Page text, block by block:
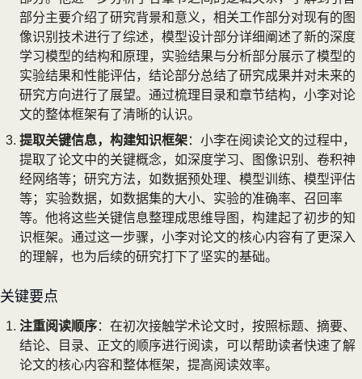
部分主要介绍了研究背景和意义，相关工作部分对现有的图
像识别技术进行了综述，模型设计部分详细阐述了新的深度
学习模型的结构和原理，实验结果与分析部分展示了模型的
实验结果和性能评估，结论部分总结了研究成果并对未来的
研究方向进行了展望。通过梳理目录和章节结构，小李对论
文的整体框架有了清晰的认识。
提取关键信息，构建知识框架：小李在阅读论文的过程中，
提取了论文中的关键概念，如深度学习、图像识别、卷积神
经网络等；研究方法，如数据预处理、模型训练、模型评估
等；实验数据，如数据集的大小、实验的准确率、召回率
等。他将这些关键信息整理成思维导图，构建起了初步的知
识框架。通过这一步骤，小李对论文的核心内容有了更深入
的理解，也为后续的研究打下了坚实的基础。
关键要点
注重阅读顺序：在初次接触学术论文时，按照标题、摘要、
结论、目录、正文的顺序进行阅读，可以帮助读者快速了解
论文的核心内容和整体框架，提高阅读效率。